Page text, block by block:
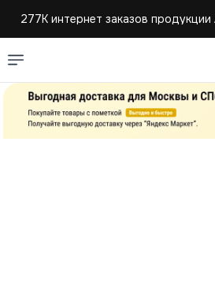
277К интернет заказов
Создаем и продаем изделия из